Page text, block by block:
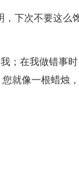
下次不要这么
；在我做错事
就像一根蜡烛